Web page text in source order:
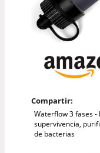
Compartir:
Waterflow 3 fases -
supervivencia,
de bacterias